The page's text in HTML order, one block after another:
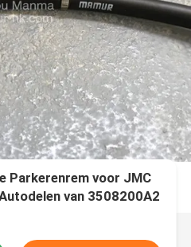
Parkerenrem voor JMC
van 3508200A2